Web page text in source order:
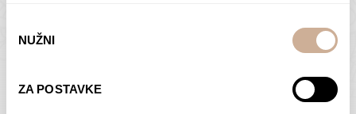
pristanka
NUŽNI
ZA POSTAVKE
Dolac Moreškanti – sjena
€Raspon